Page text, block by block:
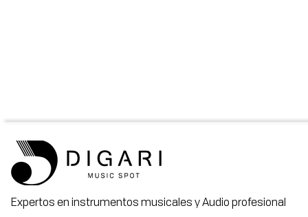
Expertos en instrumentos musicales y Audio profesional